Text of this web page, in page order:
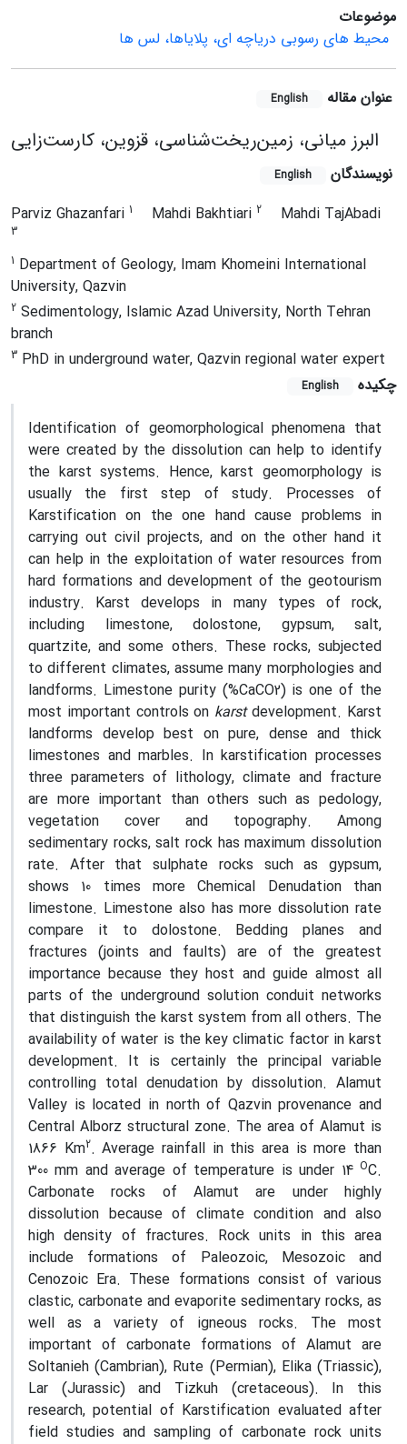
موضوعات
محیط های رسوبی دریاچه ای، پلایاها، لس ها
عنوان مقاله English
البرز میانی، زمین‌ریخت‌شناسی، قزوین، کارست‌زایی
نویسندگان English
Parviz Ghazanfari 1 Mahdi Bakhtiari 2 Mahdi TajAbadi
3
1 Department of Geology, Imam Khomeini International
University, Qazvin
2 Sedimentology, Islamic Azad University, North Tehran
branch
3 PhD in underground water, Qazvin regional water expert
چکیده
English
Identification of geomorphological phenomena that
were created by the dissolution can help to identify
the karst systems. Hence, karst geomorphology is
usually the first step of study. Processes of
Karstification on the one hand cause problems in
carrying out civil projects, and on the other hand it
can help in the exploitation of water resources from
hard formations and development of the geotourism
industry. Karst develops in many types of rock,
including limestone, dolostone, gypsum, salt,
quartzite, and some others. These rocks, subjected
to different climates, assume many morphologies and
landforms. Limestone purity (%CaCO2) is one of the
most important controls on karstdevelopment. Karst
landforms develop best on pure, dense and thick
limestones and marbles. In karstification processes
three parameters of lithology, climate and fracture
are more important than others such as pedology,
vegetation cover and topography. Among
sedimentary rocks, salt rock has maximum dissolution
rate. After that sulphate rocks such as gypsum,
shows 10 times more Chemical Denudation than
limestone. Limestone also has more dissolution rate
compare it to dolostone. Bedding planes and
fractures (joints and faults) are of the greatest
importance because they host and guide almost all
parts of the underground solution conduit networks
that distinguish the karst system from all others. The
availability of water is the key climatic factor in karst
development. It is certainly the principal variable
controlling total denudation by dissolution. Alamut
Valley is located in north of Qazvin provenance and
Central Alborz structural zone. The area of Alamut is
1866 Km2. Average rainfall in this area is more than
300 mm and average of temperature is under 14 OC.
Carbonate rocks of Alamut are under highly
dissolution because of climate condition and also
high density of fractures. Rock units in this area
include formations of Paleozoic, Mesozoic and
Cenozoic Era. These formations consist of various
clastic, carbonate and evaporite sedimentary rocks, as
well as a variety of igneous rocks. The most
important of carbonate formations of Alamut are
Soltanieh (Cambrian), Rute (Permian), Elika (Triassic),
Lar (Jurassic) and Tizkuh (cretaceous). In this
research, potential of Karstification evaluated after
field studies and sampling of carbonate rock units